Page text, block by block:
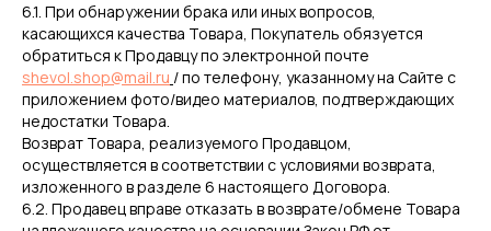
6.1. При обнаружении брака или иных вопросов,
касающихся качества Товара, Покупатель обязуется
обратиться к Продавцу по электронной почте
shevol.shop@mail.ru / по телефону, указанному на Сайте с
приложением фото/видео материалов, подтверждающих
недостатки Товара.
Возврат Товара, реализуемого Продавцом,
осуществляется в соответствии с условиями возврата,
изложенного в разделе 6 настоящего Договора.
6.2. Продавец вправе отказать в возврате/обмене Товара